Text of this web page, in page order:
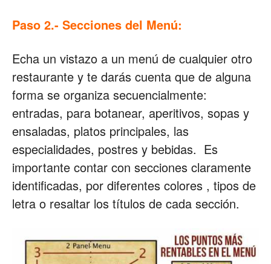
Paso 2.- Secciones del Menú:
Echa un vistazo a un menú de cualquier otro
restaurante y te darás cuenta que de alguna
forma se organiza secuencialmente:
entradas, para botanear, aperitivos, sopas y
ensaladas, platos principales, las
especialidades, postres y bebidas. Es
importante contar con secciones claramente
identificadas, por diferentes colores , tipos de
letra o resaltar los títulos de cada sección.